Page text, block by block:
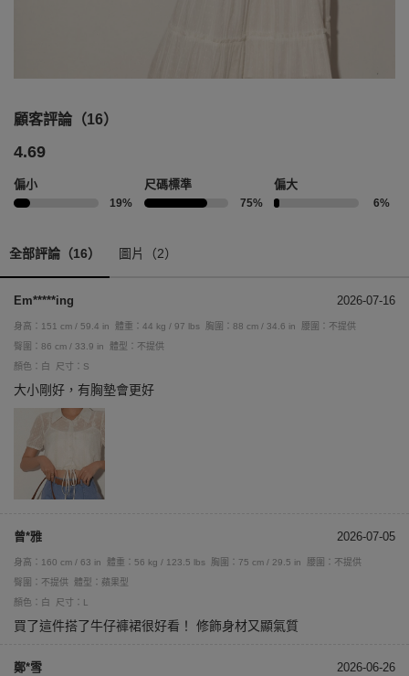
顧客評論（16）
4.69
偏小
19%
尺碼標準
75%
偏大
6%
全部評論（16） 圖片（2）
Em*****ing 2026-07-16
身高：151 cm / 59.4 in 體重：44 kg / 97 lbs 胸圍：88 cm / 34.6 in
腰圍：不提供
臀圍：86 cm / 33.9 in
體型：不提供
顏色：白
尺寸：S
大小剛好，有胸墊會更好
曾*雅 2026-07-05
身高：160 cm / 63 in 體重：56 kg / 123.5 lbs 胸圍：75 cm / 29.5 in
腰圍：不提供
臀圍：不提供
體型：蘋果型
顏色：白
尺寸：L
買了這件搭了牛仔褲裙很好看！ 修飾身材又顯氣質
鄭*雪 2026-06-26